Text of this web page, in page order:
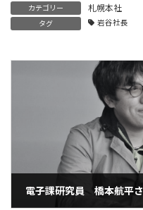
カテゴリー 札幌本社
タグ 岩谷社長
電子課研究員 橋本航平